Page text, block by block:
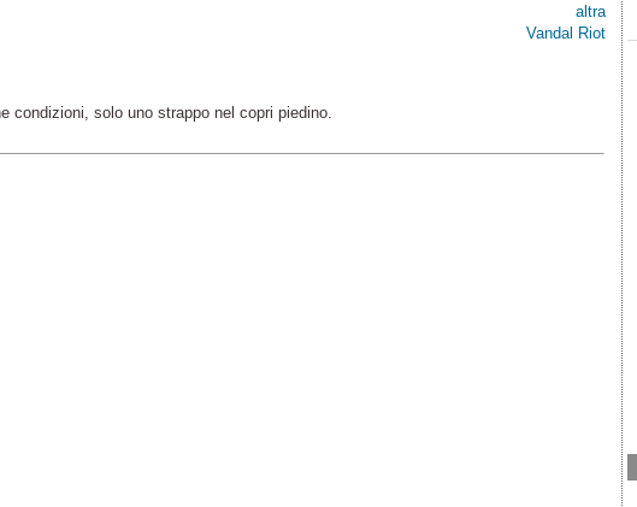
altra
Vandal Riot
condizioni, solo uno strappo nel copri piedino.